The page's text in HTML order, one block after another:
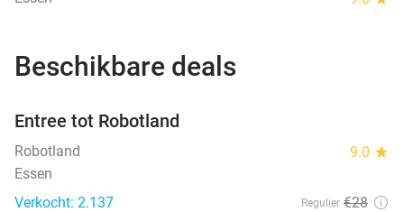
Beschikbare deals
Entree tot Robotland
Robotland 9.0 star
Essen
Verkocht: 2.137
Regulier €28